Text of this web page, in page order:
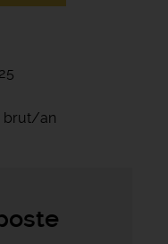
brut/an